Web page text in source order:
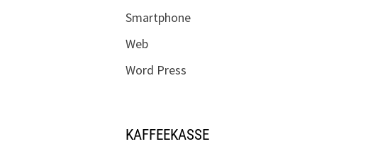
Smartphone
Web
Word Press
KAFFEEKASSE